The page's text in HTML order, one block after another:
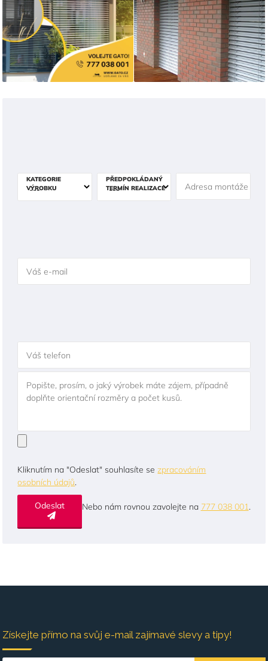
KATEGORIE
VÝROBKU
PŘEDPOKLÁDANÝ
TERMÍN REALIZACE
Adresa montáže
Váš e-mail
Váš telefon
Popište, prosím, o jaký výrobek máte zájem, případně
doplňte orientační rozměry a počet kusů.
Kliknutím na "Odeslat" souhlasíte sezpracováním
osobních údajů.
Nebo nám rovnou zavolejte na 777 038 001.
Získejte přímo na svůj e-mail zajímavé slevy a tipy!